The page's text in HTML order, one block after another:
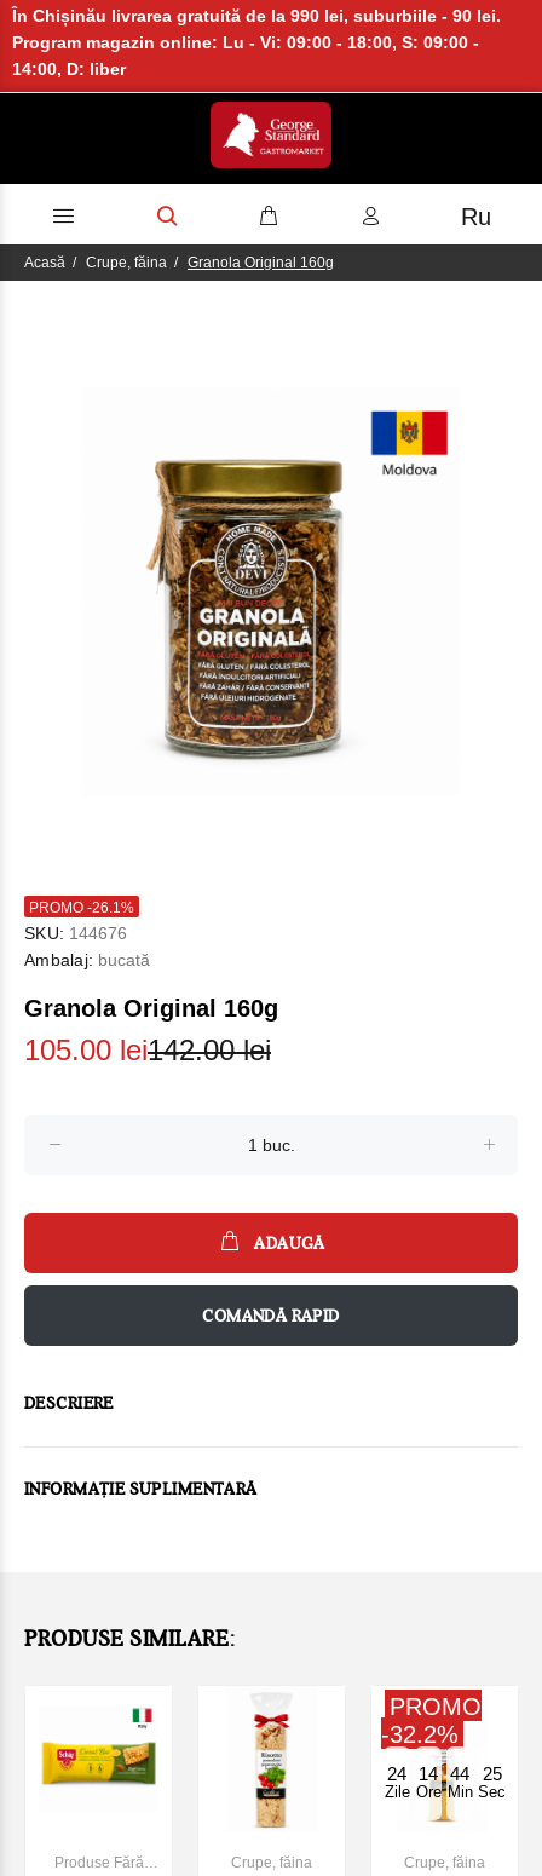
În Chișinău livrarea gratuită de la 990 lei, suburbiile - 90 lei.
Program magazin online: Lu - Vi: 09:00 - 18:00, S: 09:00 -
14:00, D: liber
Ru
Acasă Crupe, făina Granola Original 160g
PROMO -26.1%
SKU: 144676
Ambalaj: bucată
Granola Original 160g
105.00 lei142.00 lei
ADAUGĂ
COMANDĂ RAPID
DESCRIERE
INFORMAȚIE SUPLIMENTARĂ
PRODUSE SIMILARE:
Produse Fără
Crupe, făina
24
Zile
14
Ore
44
Min
25
Sec
PROMO
-32.2%
Crupe, făina